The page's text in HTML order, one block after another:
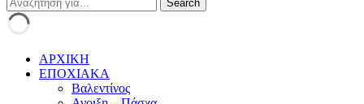
ΑΡΧΙΚΗ
ΕΠΟΧΙΑΚΑ
Βαλεντίνος